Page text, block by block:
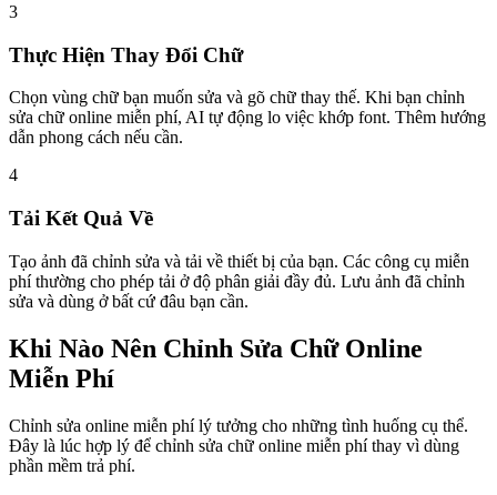
3
Thực Hiện Thay Đổi Chữ
Chọn vùng chữ bạn muốn sửa và gõ chữ thay thế. Khi bạn chỉnh
sửa chữ online miễn phí, AI tự động lo việc khớp font. Thêm hướng
dẫn phong cách nếu cần.
4
Tải Kết Quả Về
Tạo ảnh đã chỉnh sửa và tải về thiết bị của bạn. Các công cụ miễn
phí thường cho phép tải ở độ phân giải đầy đủ. Lưu ảnh đã chỉnh
sửa và dùng ở bất cứ đâu bạn cần.
Khi Nào Nên Chỉnh Sửa Chữ Online
Miễn Phí
Chỉnh sửa online miễn phí lý tưởng cho những tình huống cụ thể.
Đây là lúc hợp lý để chỉnh sửa chữ online miễn phí thay vì dùng
phần mềm trả phí.